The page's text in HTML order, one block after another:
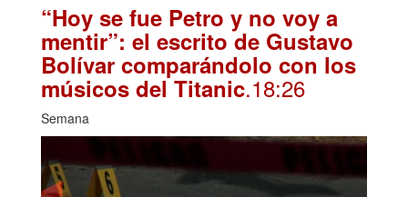
“Hoy se fue Petro y no voy a
mentir”: el escrito de Gustavo
Bolívar comparándolo con los
músicos del Titanic.18:26
Semana